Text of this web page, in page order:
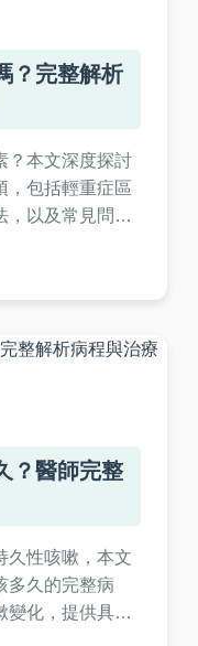
？完整解析
？本文深度探討
，包括輕重症區
，以及常見問題
的藥物使用。
？醫師完整
久性咳嗽，本文
多久的完整病
變化，提供具體